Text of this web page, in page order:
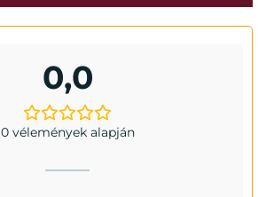
0,0
0 vélemények alapján